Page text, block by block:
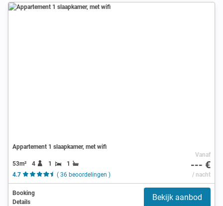
Appartement 1 slaapkamer, met wifi
53m² 4 1
1
4.7
( 36 beoordelingen )
Vanaf
--- €
/ nacht
Booking
Details
Bekijk aanbod